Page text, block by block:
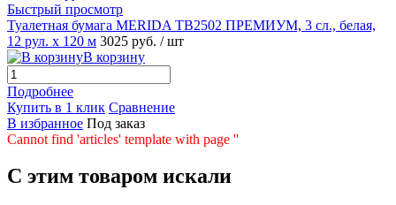
Быстрый просмотр
Туалетная бумага MERIDA TB2502 ПРЕМИУМ, 3 сл., белая,
12 рул. х 120 м 3025 руб. / шт
В корзину
Подробнее
Купить в 1 клик Сравнение
В избранное Под заказ
Cannot find 'articles' template with page ''
C этим товаром искали